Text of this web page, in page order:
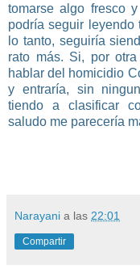
tomarse algo fresco
podría seguir leyendo
lo tanto, seguiría
rato más. Si, por
hablar del homicidio
y entraría, sin
tiendo a clasificar
saludo me parecería
Narayani a las 22:01
Compartir